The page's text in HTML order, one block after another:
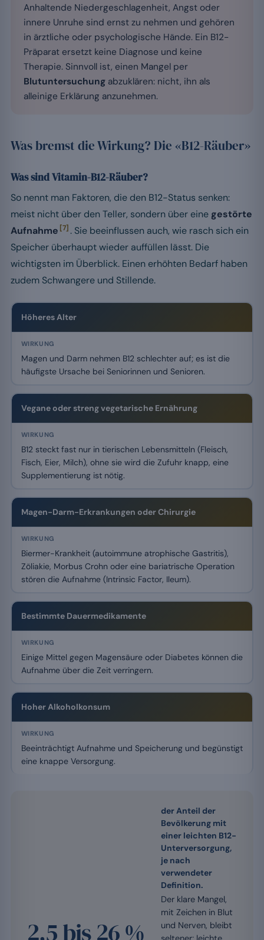
Anhaltende Niedergeschlagenheit, Angst oder
innere Unruhe sind ernst zu nehmen und gehören
in ärztliche oder psychologische Hände. Ein B12-
Präparat ersetzt keine Diagnose und keine
Therapie. Sinnvoll ist, einen Mangel per
Blutuntersuchung abzuklären: nicht, ihn als
alleinige Erklärung anzunehmen.
Was bremst die Wirkung? Die «B12-Räuber»
Was sind Vitamin-B12-Räuber?
So nennt man Faktoren, die den B12-Status senken:
meist nicht über den Teller, sondern über eine gestörte
Aufnahme [7] . Sie beeinflussen auch, wie rasch sich ein
Speicher überhaupt wieder auffüllen lässt. Die
wichtigsten im Überblick. Einen erhöhten Bedarf haben
zudem Schwangere und Stillende.
Höheres Alter
Magen und Darm nehmen B12 schlechter auf; es ist die
häufigste Ursache bei Seniorinnen und Senioren.
Vegane oder streng vegetarische Ernährung
B12 steckt fast nur in tierischen Lebensmitteln (Fleisch,
Fisch, Eier, Milch), ohne sie wird die Zufuhr knapp, eine
Supplementierung ist nötig.
Magen-Darm-Erkrankungen oder Chirurgie
Biermer-Krankheit (autoimmune atrophische Gastritis),
Zöliakie, Morbus Crohn oder eine bariatrische Operation
stören die Aufnahme (Intrinsic Factor, Ileum).
Bestimmte Dauermedikamente
Einige Mittel gegen Magensäure oder Diabetes können die
Aufnahme über die Zeit verringern.
Hoher Alkoholkonsum
Beeinträchtigt Aufnahme und Speicherung und begünstigt
eine knappe Versorgung.
2,5 bis 26 %
der Anteil der
Bevölkerung mit
einer leichten B12-
Unterversorgung,
je nach
verwendeter
Definition.
Der klare Mangel,
mit Zeichen in Blut
und Nerven, bleibt